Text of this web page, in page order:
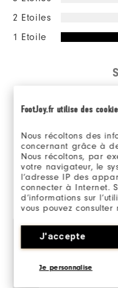
FootJoy.fr utilise des
Nous récoltons des
concernant grâce à
Nous récoltons, par
votre navigateur, le
l’adresse IP des
connecter à Internet.
d’informations sur
vous pouvez
J'accepte
Je personnalise
2 Etoiles
1 Etoile